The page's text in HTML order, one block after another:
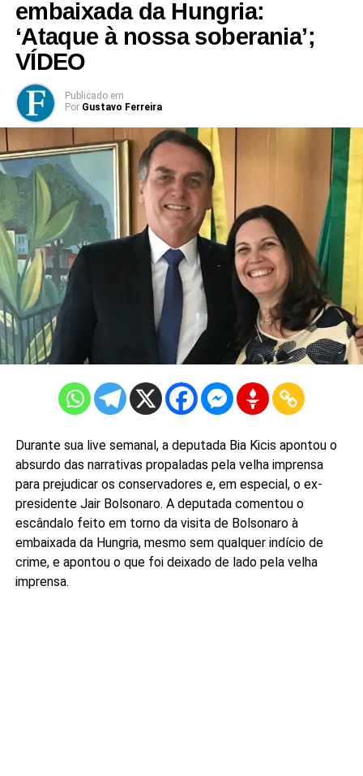
embaixada da Hungria:
‘Ataque à nossa soberania’;
VÍDEO
Publicado em
Por Gustavo Ferreira
Durante sua live semanal, a deputada Bia Kicis apontou o
absurdo das narrativas propaladas pela velha imprensa
para prejudicar os conservadores e, em especial, o ex-
presidente Jair Bolsonaro. A deputada comentou o
escândalo feito em torno da visita de Bolsonaro à
embaixada da Hungria, mesmo sem qualquer indício de
crime, e apontou o que foi deixado de lado pela velha
imprensa.